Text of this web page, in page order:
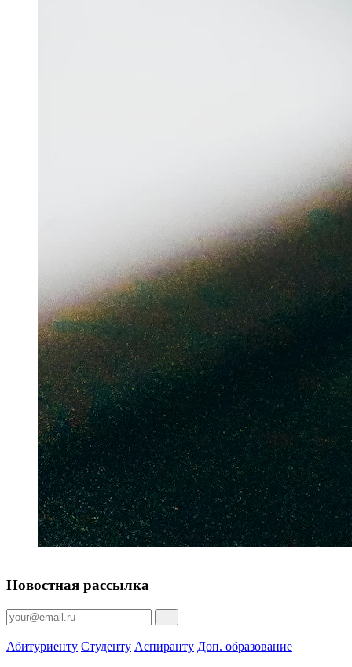
Новостная рассылка
Абитуриенту Студенту Аспиранту Доп. образование